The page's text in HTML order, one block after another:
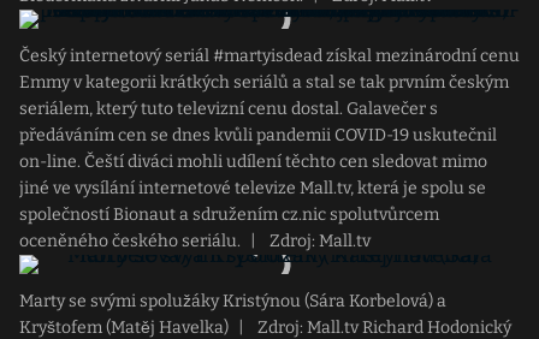
Český internetový seriál #martyisdead získal mezinárodní cenu
Emmy v kategorii krátkých seriálů a stal se tak prvním českým
seriálem, který tuto televizní cenu dostal. Galavečer s
předáváním cen se dnes kvůli pandemii COVID-19 uskutečnil
on-line. Čeští diváci mohli udílení těchto cen sledovat mimo
jiné ve vysílání internetové televize Mall.tv, která je spolu se
společností Bionaut a sdružením cz.nic spolutvůrcem
oceněného českého seriálu.
Zdroj: Mall.tv
Marty se svými spolužáky Kristýnou (Sára Korbelová) a
Kryštofem (Matěj Havelka)
Zdroj: Mall.tv Richard Hodonický